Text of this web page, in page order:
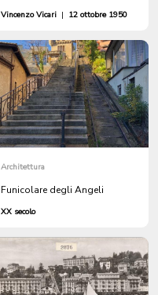
Vincenzo Vicari | 12 ottobre 1950
Architettura
Funicolare degli Angeli
XX secolo